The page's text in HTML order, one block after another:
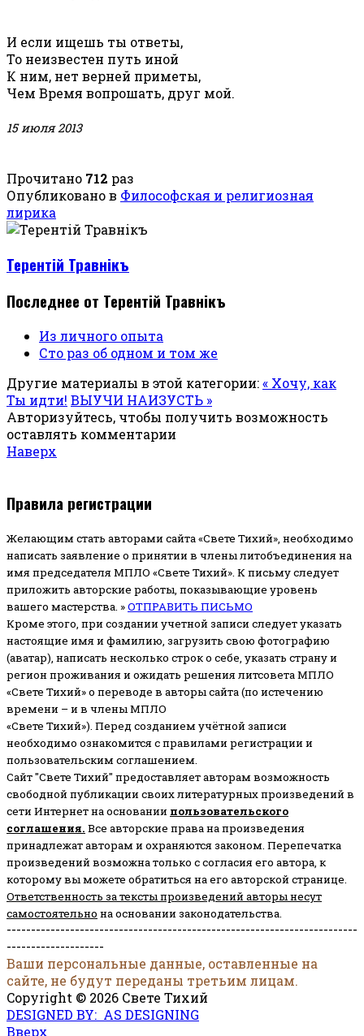
И если ищешь ты ответы,
То неизвестен путь иной
К ним, нет верней приметы,
Чем Время вопрошать, друг мой.
15 июля 2013
Прочитано 712 раз
Опубликовано в Философская и религиозная
лирика
Терентiй Травнiкъ
Последнее от Терентiй Травнiкъ
Из личного опыта
Сто раз об одном и том же
Другие материалы в этой категории:« Хочу, как
Ты идти! ВЫУЧИ НАИЗУСТЬ »
Авторизуйтесь, чтобы получить возможность
оставлять комментарии
Наверх
Правила регистрации
Желающим стать авторами сайта «Свете Тихий», необходимо
написать заявление о принятии в члены литобъединения на
имя председателя МПЛО «Свете Тихий». К письму следует
приложить авторские работы, показывающие уровень
вашего мастерства. »ОТПРАВИТЬ ПИСЬМО
Кроме этого, при создании учетной записи следует указать
настоящие имя и фамилию, загрузить свою фотографию
(аватар), написать несколько строк о себе, указать страну и
регион проживания и ожидать решения литсовета МПЛО
«Свете Тихий» о переводе в авторы сайта (по истечению
времени – и в члены МПЛО
«Свете Тихий»). Перед созданием учётной записи
необходимо ознакомится с правилами регистрации и
пользовательским соглашением.
Сайт "Свете Тихий" предоставляет авторам возможность
свободной публикации своих литературных произведений в
сети Интернет на основании пользовательского
соглашения. Все авторские права на произведения
принадлежат авторам и охраняются законом. Перепечатка
произведений возможна только с согласия его автора, к
которому вы можете обратиться на его авторской странице.
Ответственность за тексты произведений авторы несут
самостоятельно на основании законодательства.
------------------------------------------------------------------------
--------------------
Ваши персональные данные, оставленные на
сайте, не будут переданы третьим лицам.
Copyright © 2026 Свете Тихий
DESIGNED BY: AS DESIGNING
Вверх